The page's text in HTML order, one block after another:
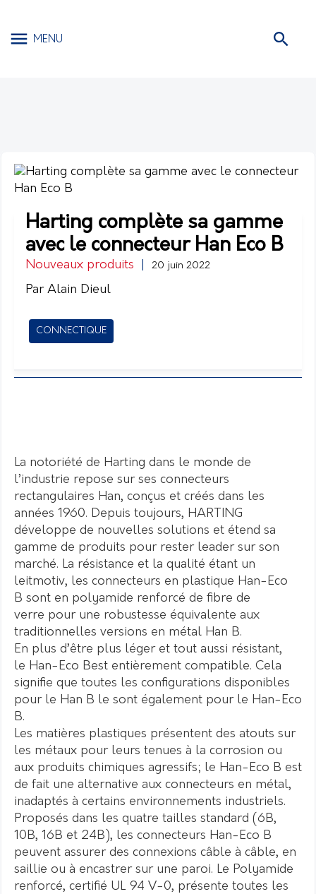
MENU
Harting complète sa gamme
avec le connecteur Han Eco B
Nouveaux produits 20 juin 2022
Par Alain Dieul
CONNECTIQUE
La notoriété de Harting dans le monde de
l’industrie repose sur ses connecteurs
rectangulaires Han, conçus et créés dans les
années 1960. Depuis toujours, HARTING
développe de nouvelles solutions et étend sa
gamme de produits pour rester leader sur son
marché. La résistance et la qualité étant un
leitmotiv, les connecteurs en plastique Han-Eco
B sont en polyamide renforcé de fibre de
verre pour une robustesse équivalente aux
traditionnelles versions en métal Han B.
En plus d’être plus léger et tout aussi résistant,
le Han-Eco Best entièrement compatible. Cela
signifie que toutes les configurations disponibles
pour le Han B le sont également pour le Han-Eco
B.
Les matières plastiques présentent des atouts sur
les métaux pour leurs tenues à la corrosion ou
aux produits chimiques agressifs; le Han-Eco B est
de fait une alternative aux connecteurs en métal,
inadaptés à certains environnements industriels.
Proposés dans les quatre tailles standard (6B,
10B, 16B et 24B), les connecteurs Han-Eco B
peuvent assurer des connexions câble à câble, en
saillie ou à encastrer sur une paroi. Le Polyamide
renforcé, certifié UL 94 V-0, présente toutes les